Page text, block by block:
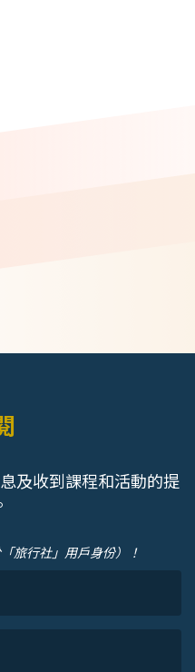
及收到課程和活動的提
旅行社」用戶身份）！